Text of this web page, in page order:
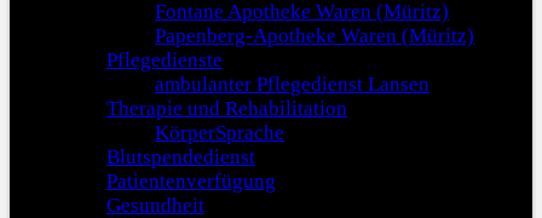
Fontane Apotheke Waren (Müritz)
Papenberg-Apotheke Waren (Müritz)
Pflegedienste
ambulanter Pflegedienst Lansen
Therapie und Rehabilitation
KörperSprache
Blutspendedienst
Patientenverfügung
Gesundheit